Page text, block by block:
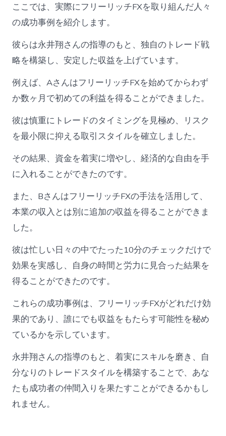
ここでは、実際にフリーリッチFXを取り組んだ人々
の成功事例を紹介します。
彼らは永井翔さんの指導のもと、独自のトレード戦
略を構築し、安定した収益を上げています。
例えば、AさんはフリーリッチFXを始めてからわず
か数ヶ月で初めての利益を得ることができました。
彼は慎重にトレードのタイミングを見極め、リスク
を最小限に抑える取引スタイルを確立しました。
その結果、資金を着実に増やし、経済的な自由を手
に入れることができたのです。
また、BさんはフリーリッチFXの手法を活用して、
本業の収入とは別に追加の収益を得ることができま
した。
彼は忙しい日々の中でたった10分のチェックだけで
効果を実感し、自身の時間と労力に見合った結果を
得ることができたのです。
これらの成功事例は、フリーリッチFXがどれだけ効
果的であり、誰にでも収益をもたらす可能性を秘め
ているかを示しています。
永井翔さんの指導のもと、着実にスキルを磨き、自
分なりのトレードスタイルを構築することで、あな
たも成功者の仲間入りを果たすことができるかもし
れません。